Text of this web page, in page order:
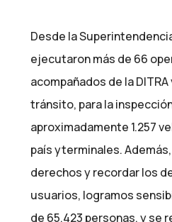
Desde la
ejecutaron más de 66
acompañados de la
tránsito, para la
aproximadamente 1.257
país yterminales.
derechos y recordar los
usuarios, logramos
de 65.423 personas, y se